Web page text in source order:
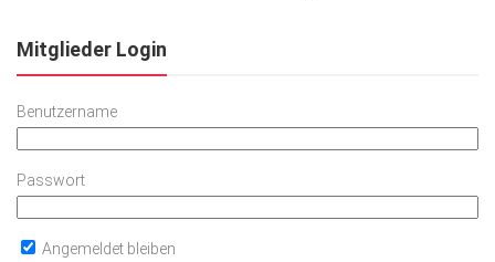
Mitglieder Login
Benutzername
Passwort
Angemeldet bleiben